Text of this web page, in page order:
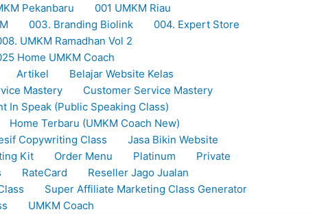
Pekanbaru
001 UMKM Riau
003. Branding Biolink
004. Expert Store
UMKM Ramadhan Vol 2
Home UMKM Coach
Artikel
Belajar Website Kelas
Mastery
Customer Service Mastery
In Speak (Public Speaking Class)
Home Terbaru (UMKM Coach New)
Copywriting Class
Jasa Bikin Website
Kit Order Menu Platinum
Private
RateCard
Reseller Jago Jualan
Super Affiliate Marketing Class Generator
UMKM Coach